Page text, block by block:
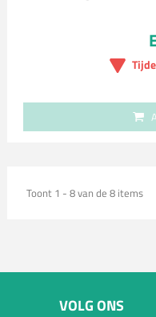
Toont 1 - 8 van de 8 items
VOLG ONS